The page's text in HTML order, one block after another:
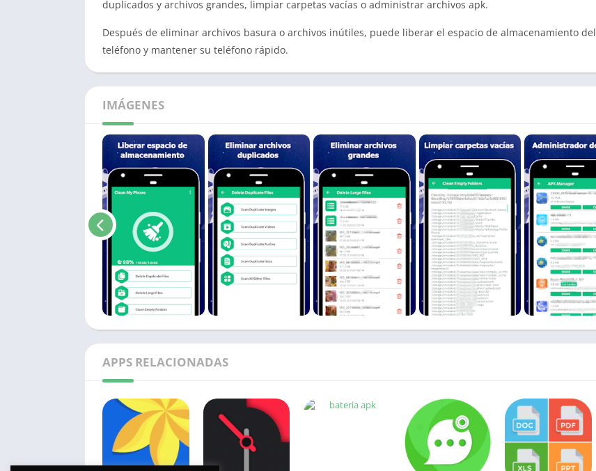
duplicados y archivos grandes, limpiar carpetas vacías o administrar archivos apk.
Después de eliminar archivos basura o archivos inútiles, puede liberar el espacio de almacenamiento del
teléfono y mantener su teléfono rápido.
IMÁGENES
APPS RELACIONADAS